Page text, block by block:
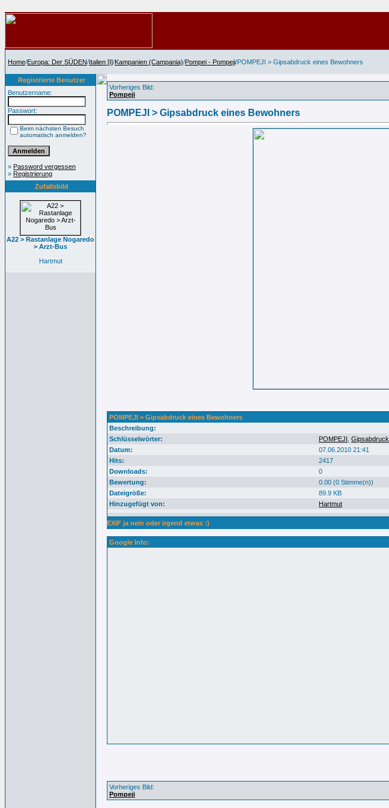
Home/Europa: Der SÜDEN/Italien [I]/Kampanien (Campania)/Pompei - Pompeji/POMPEJI > Gipsabdruck eines Bewohners
Registrierte Benutzer
Benutzername:
Passwort:
Beim nächsten Besuch
automatisch anmelden?
» Password vergessen
» Registrierung
Zufallsbild
A22 > Rastanlage Nogaredo
> Arzt-Bus
Hartmut
Vorheriges Bild:
Pompeji
POMPEJI > Gipsabdruck eines Bewohners
POMPEJI > Gipsabdruck eines Bewohners
Beschreibung:
Schlüsselwörter:
POMPEJI Gipsabdruck
Datum:
07.06.2010 21:41
Hits:
2417
Downloads:
0
Bewertung:
0.00 (0 Stimme(n))
Dateigröße:
89.9 KB
Hinzugefügt von:
Hartmut
EXIF ja nein oder irgend etwas :)
Google Info:
Vorheriges Bild:
Pompeji